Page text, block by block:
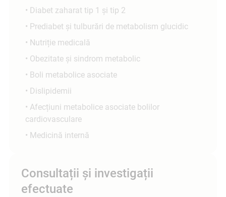
• Diabet zaharat tip 1 și tip 2
• Prediabet și tulburări de metabolism glucidic
• Nutriție medicală
• Obezitate și sindrom metabolic
• Boli metabolice asociate
• Dislipidemii
• Afecțiuni metabolice asociate bolilor
cardiovasculare
• Medicină internă
Consultații și investigații
efectuate